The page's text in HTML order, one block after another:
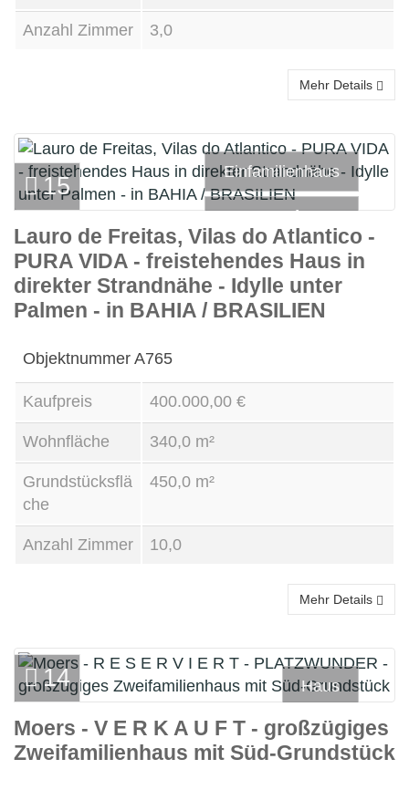
Anzahl Zimmer 3,0
Mehr Details
15
Einfamilienhaus
Kauf
Lauro de Freitas, Vilas do Atlantico -
PURA VIDA - freistehendes Haus in
direkter Strandnähe - Idylle unter
Palmen - in BAHIA / BRASILIEN
Objektnummer A765
Kaufpreis 400.000,00 €
Wohnfläche 340,0 m²
Grundstücksflä
che
450,0 m²
Anzahl Zimmer 10,0
Mehr Details
14 Haus
Kauf
Moers - V E R K A U F T - großzügiges
Zweifamilienhaus mit Süd-Grundstück